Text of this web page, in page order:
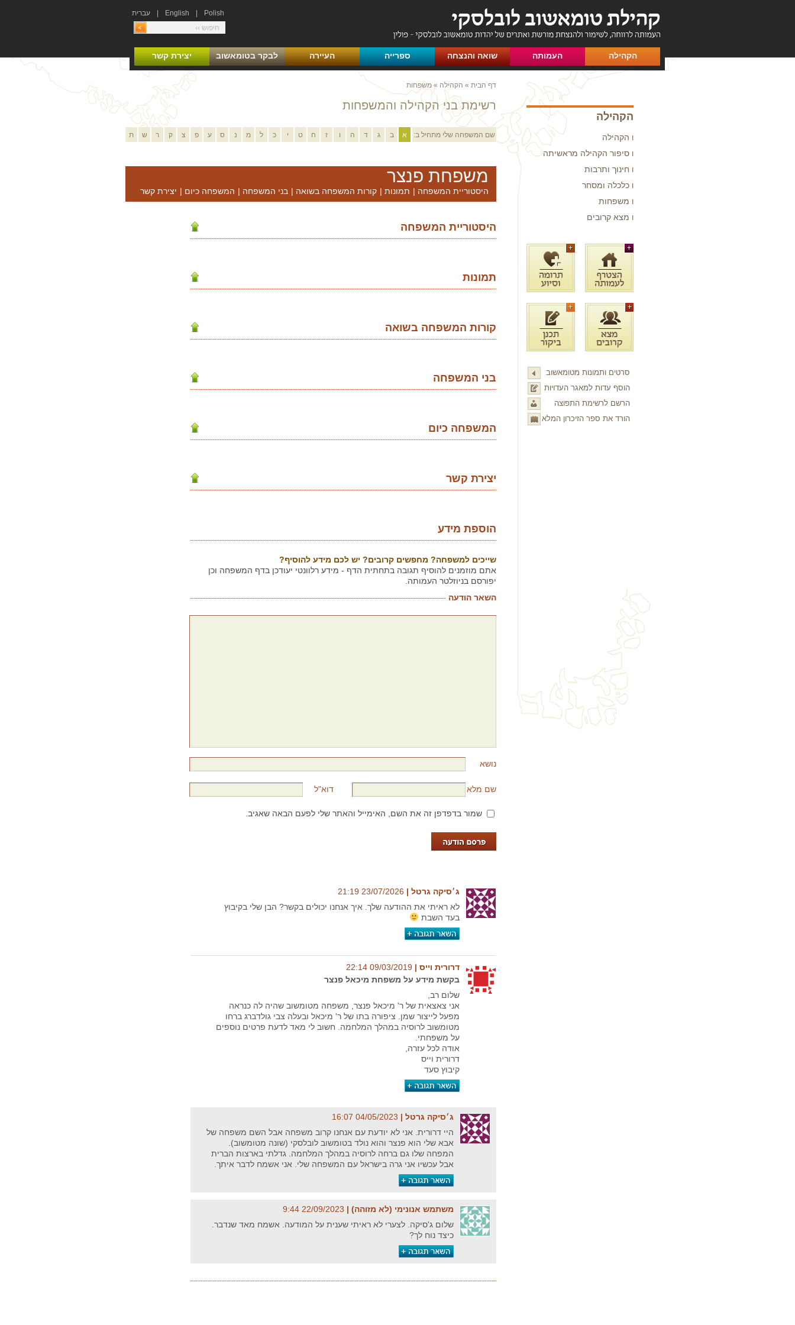
Polish
English עברית
הקהילה העמותה שואה והנצחה ספרייה העיירה לבקר בטומאשוב יצירת קשר
הקהילה
הקהילה
סיפור הקהילה מראשיתה
חינוך ותרבות
כלכלה ומסחר
משפחות
מצא קרובים
סרטים ותמונות מטומאשוב
הוסף עדות למאגר העדויות
הרשם לרשימת התפוצה
הורד את ספר הזיכרון המלא
דף הבית » הקהילה »משפחות
רשימת בני הקהילה והמשפחות
שם המשפחה שלי מתחיל ב: א ב ג ד ה ו ז ח ט י כ ל מ נ ס ע פ צ ק ר ש ת
משפחת פנצר
היסטוריית המשפחה | תמונות | קורות המשפחה בשואה | בני המשפחה | המשפחה כיום | יצירת קשר
היסטוריית המשפחה
תמונות
קורות המשפחה בשואה
בני המשפחה
המשפחה כיום
יצירת קשר
הוספת מידע
שייכים למשפחה? מחפשים קרובים? יש לכם מידע להוסיף?
אתם מוזמנים להוסיף תגובה בתחתית הדף - מידע רלוונטי יעודכן בדף המשפחה וכן
יפורסם בניוזלטר העמותה.
השאר הודעה
שם מלא דוא"ל
נושא
שמור בדפדפן זה את השם, האימייל והאתר שלי לפעם הבאה שאגיב.
ג׳סיקה גרטל‏ |
לא ראיתי את ההודעה שלך. איך אנחנו יכולים בקשר? הבן שלי בקיבוץ
בעד השבת
דרורית וייס‏ |
בקשת מידע על משפחת מיכאל פנצר
שלום רב,
אני צאצאית של ר' מיכאל פנצר, משפחה מטומשוב שהיה לה כנראה
מפעל לייצור שמן. ציפורה בתו של ר' מיכאל ובעלה צבי גולדברג ברחו
מטומשוב לרוסיה במהלך המלחמה. חשוב לי מאד לדעת פרטים נוספים
על משפחתי.
אודה לכל עזרה,
דרורית וייס
קיבוץ סעד
ג׳סיקה גרטל‏ |
היי דרורית. אני לא יודעת עם אנחנו קרוב משפחה אבל השם משפחה של
אבא שלי הוא פנצר והוא נולד בטומשוב לובלסקי (שונה מטומשוב).
המפחה שלו גם ברחה לרוסיה במהלך המלחמה. גדלתי בארצות הברית
אבל עכשיו אני גרה בישראל עם המשפחה שלי. אני אשמח לדבר איתך.
משתמש אנונימי (לא מזוהה)‏ |
שלום ג'סיקה. לצערי לא ראיתי שענית על המודעה. אשמח מאד שנדבר.
כיצד נוח לך?